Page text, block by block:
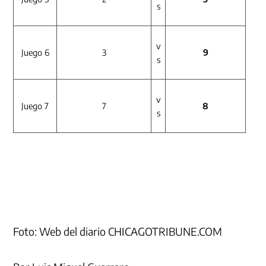
s
Juego 6 3
v
s
9
Juego 7 7
v
s
8
Foto: Web del diario CHICAGOTRIBUNE.COM